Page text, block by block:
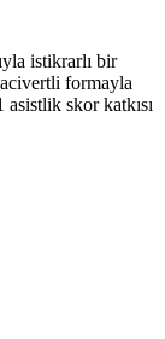
istikrarlı bir
formayla
asistlik skor katkısı